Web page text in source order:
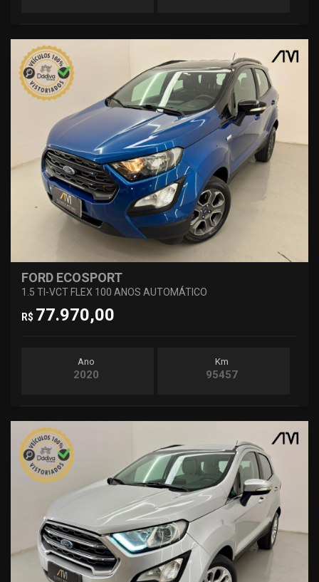
FORD ECOSPORT
1.5 TI-VCT FLEX 100 ANOS AUTOMÁTICO
R$ 77.970,00
Ano
2020
Km
95457